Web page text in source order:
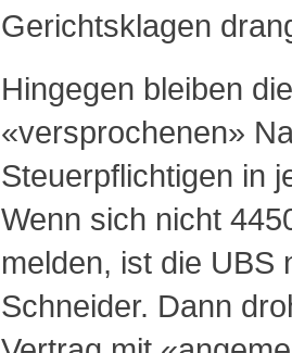
Gerichtsklagen
Hingegen bleiben
«versprochenen»
Steuerpflichtigen in
Wenn sich nicht
melden, ist die UBS
Schneider. Dann